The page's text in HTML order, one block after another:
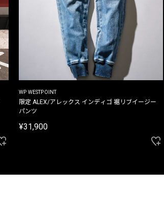
WP WESTPOINT
限定 ALEX/アレックス インディゴ 裾リブイージー
パンツ
¥31,900